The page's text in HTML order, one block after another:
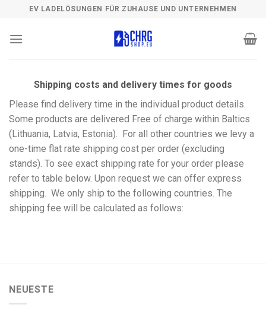
content
EV LADELÖSUNGEN FÜR ZUHAUSE UND UNTERNEHMEN
Shipping costs and delivery times for goods
Please find delivery time in the individual product details.
Some products are delivered Free of charge within Baltics
(Lithuania, Latvia, Estonia). For all other countries we levy a
one-time flat rate shipping cost per order (excluding
stands). To see exact shipping rate for your order please
refer to table below. Upon request we can offer express
shipping. We only ship to the following countries. The
shipping fee will be calculated as follows:
NEUESTE